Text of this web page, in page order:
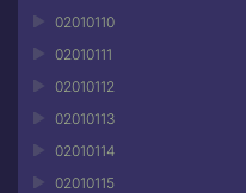
02010110
02010111
02010112
02010113
02010114
02010115